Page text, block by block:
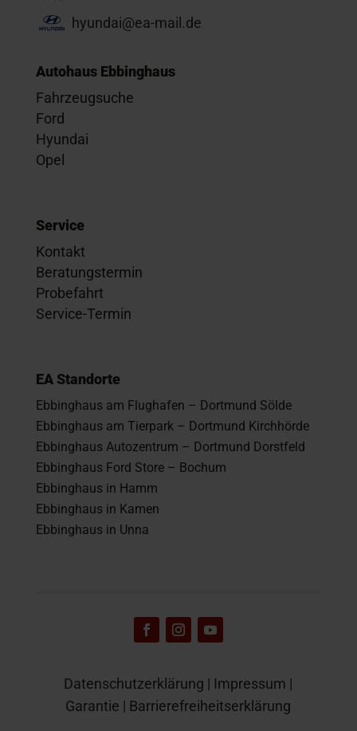
hyundai@ea-mail.de
Autohaus Ebbinghaus
Fahrzeugsuche
Ford
Hyundai
Opel
Service
Kontakt
Beratungstermin
Probefahrt
Service-Termin
EA Standorte
Ebbinghaus am Flughafen – Dortmund Sölde
Ebbinghaus am Tierpark – Dortmund Kirchhörde
Ebbinghaus Autozentrum – Dortmund Dorstfeld
Ebbinghaus Ford Store – Bochum
Ebbinghaus in Hamm
Ebbinghaus in Kamen
Ebbinghaus in Unna
Datenschutzerklärung | Impressum |
Garantie | Barrierefreiheitserklärung